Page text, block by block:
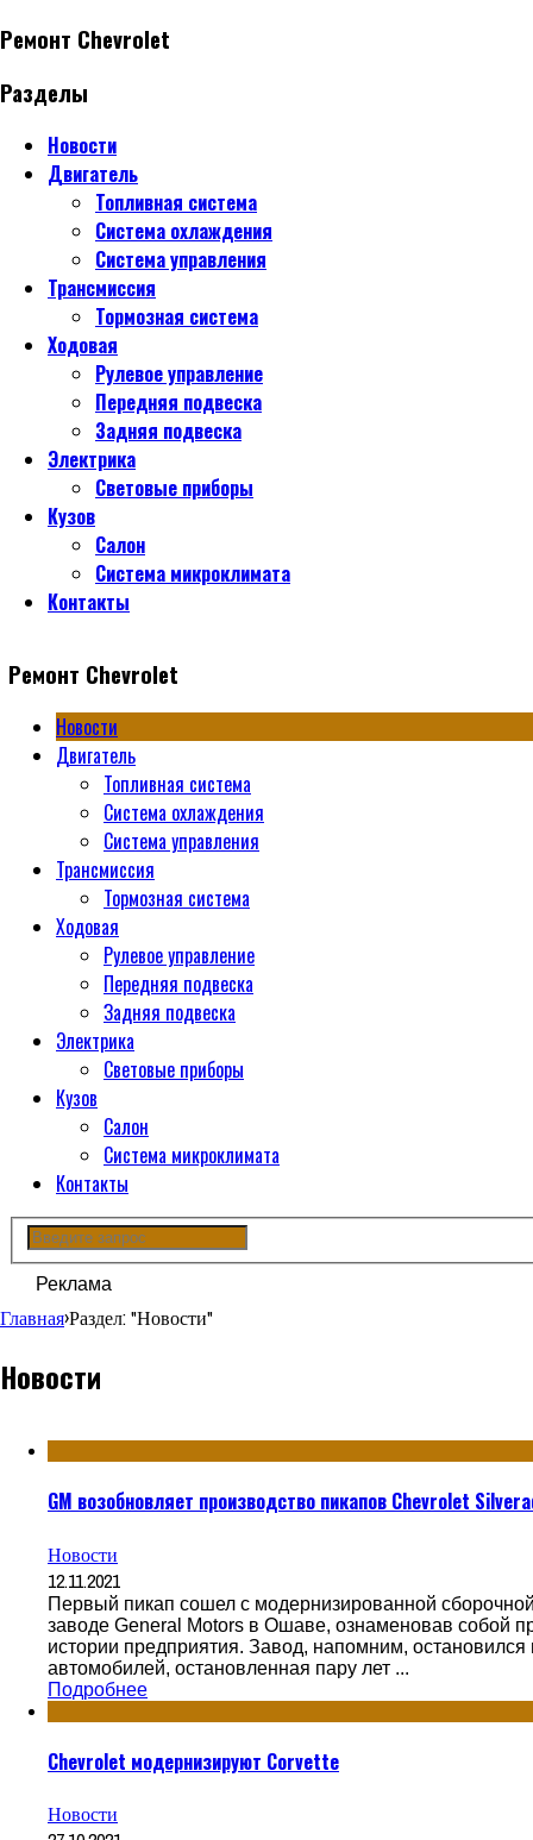
Ремонт Chevrolet
Разделы
Новости
Двигатель
Топливная система
Система охлаждения
Система управления
Трансмиссия
Тормозная система
Ходовая
Рулевое управление
Передняя подвеска
Задняя подвеска
Электрика
Световые приборы
Кузов
Салон
Система микроклимата
Контакты
Ремонт Chevrolet
Новости
Двигатель
Топливная система
Система охлаждения
Система управления
Трансмиссия
Тормозная система
Ходовая
Рулевое управление
Передняя подвеска
Задняя подвеска
Электрика
Световые приборы
Кузов
Салон
Система микроклимата
Контакты
Реклама
Главная›Раздел: "Новости"
Новости
GM возобновляет производство пикапов Chevrolet
Новости
12.11.2021
Первый пикап сошел с модернизированной
заводе General Motors в Ошаве, ознаменовав собой
истории предприятия. Завод, напомним,
автомобилей, остановленная пару лет ...
Подробнее
Chevrolet модернизируют Corvette
Новости